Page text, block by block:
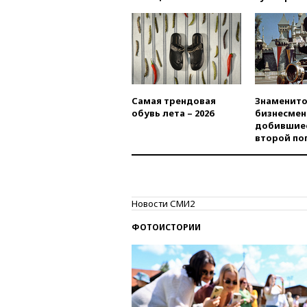
Самая трендовая
обувь лета – 2026
второй
Новости СМИ2
ФОТОИСТОРИИ